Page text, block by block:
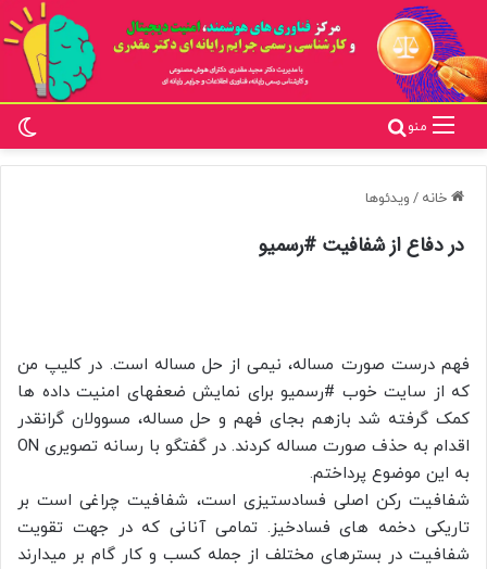
منو
خانه / ویدئوها
در دفاع از شفافیت #رسمیو
فهم درست صورت مساله، نیمی از حل مساله است. در کلیپ من
که از سایت خوب ‎#رسمیو برای نمایش ضعفهای امنیت داده ها
کمک گرفته شد بازهم بجای فهم و حل مساله، مسوولان گرانقدر
اقدام به حذف صورت مساله کردند. در گفتگو با رسانه تصویری ON
به این موضوع پرداختم.
شفافیت رکن اصلی فسادستیزی است، شفافیت چراغی است بر
تاریکی دخمه های فسادخیز. تمامی آنانی که در جهت تقویت
شفافیت در بسترهای مختلف از جمله کسب و کار گام بر میدارند